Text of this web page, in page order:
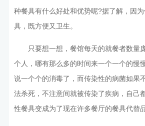
种餐具有什么好处和优势呢?据了解，因
具，既方便又卫生。
只要想一想，餐馆每天的就餐者数量
个人，哪有那么多的时间来一个一个的慢
说一个个的消毒了，而传染性的病菌如果
法杀死，不注意间就被传染了疾病，自己
性餐具变成为了现在许多餐厅的餐具代替品